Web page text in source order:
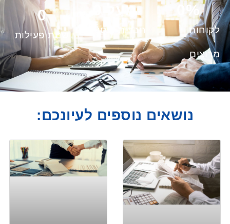
לקוחות
מרוצים
%
0
חברות ועסקים
מעל
שנות פעילות
0
נושאים נוספים לעיונכם: